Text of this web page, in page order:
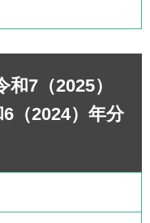
7（2025）
（2024）年分